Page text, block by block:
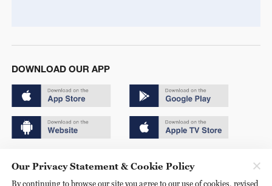
DOWNLOAD OUR APP
京ICP备20000184号
Our Privacy Statement & Cookie Policy
By continuing to browse our site you agree to our use of cookies, revised